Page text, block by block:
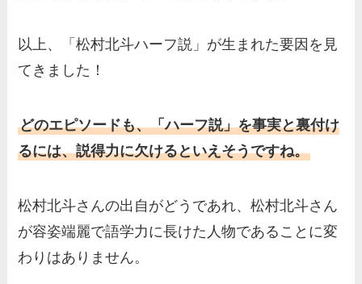
以上、「松村北斗ハーフ説」が生まれた要因を見
てきました！
どのエピソードも、「ハーフ説」を事実と裏付け
るには、説得力に欠けるといえそうですね。
松村北斗さんの出自がどうであれ、松村北斗さん
が容姿端麗で語学力に長けた人物であることに変
わりはありません。